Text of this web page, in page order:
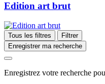
Edition art brut
Tous les filtres
Filtrer
Enregistrer ma recherche
Enregistrez votre recherche